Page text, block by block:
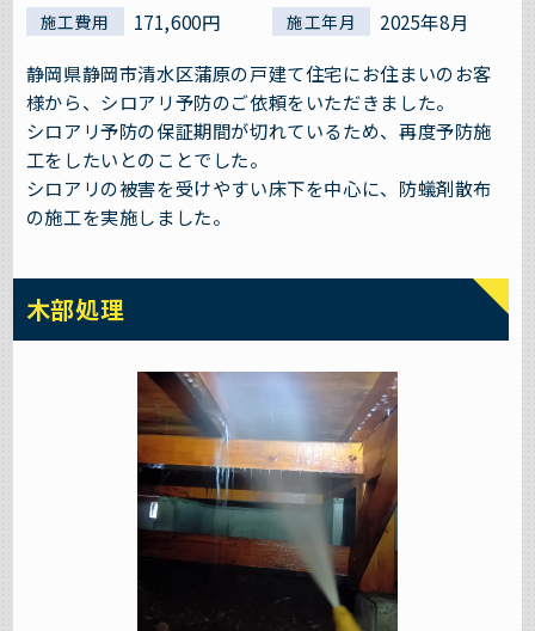
施工費用 171,600円 施工年月
2025年8月
静岡県静岡市清水区蒲原の戸建て住宅にお住まいのお客
様から、シロアリ予防のご依頼をいただきました。
シロアリ予防の保証期間が切れているため、再度予防施
工をしたいとのことでした。
シロアリの被害を受けやすい床下を中心に、防蟻剤散布
の施工を実施しました。
木部処理